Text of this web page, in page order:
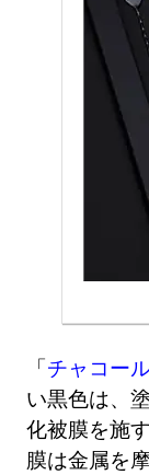
「チャコー
い黒色は、
化被膜を施
膜は金属を